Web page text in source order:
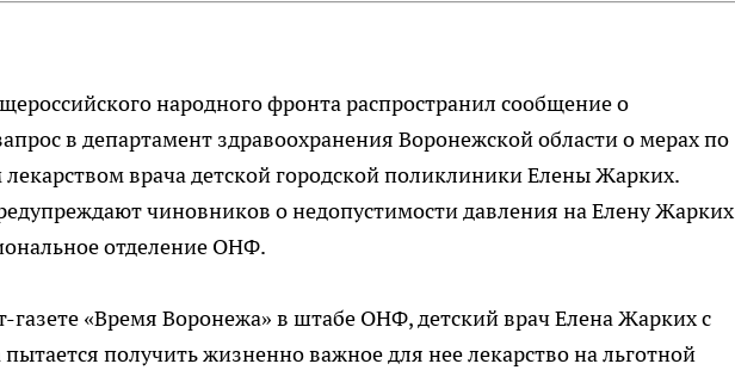
народного фронта распространил сообщение о
в департамент здравоохранения Воронежской области о мерах по
врача детской городской поликлиники Елены Жарких.
чиновников о недопустимости давления на Елену Жарких
отделение ОНФ.
газете «Время Воронежа» в штабе ОНФ, детский врач Елена Жарких с
получить жизненно важное для нее лекарство на льготной